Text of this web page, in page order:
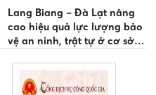
Lang Biang – Đà Lạt nâng
cao hiệu quả lực lượng bảo
vệ an ninh, trật tự ở cơ sở